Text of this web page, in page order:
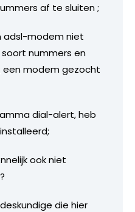
af te sluiten ;
adsl-modem niet
nummers en
modem gezocht
dial-alert, heb
ook niet
die hier